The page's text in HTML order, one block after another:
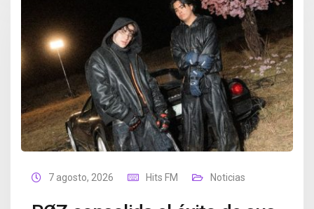
7 agosto, 2026 Hits FM Noticias